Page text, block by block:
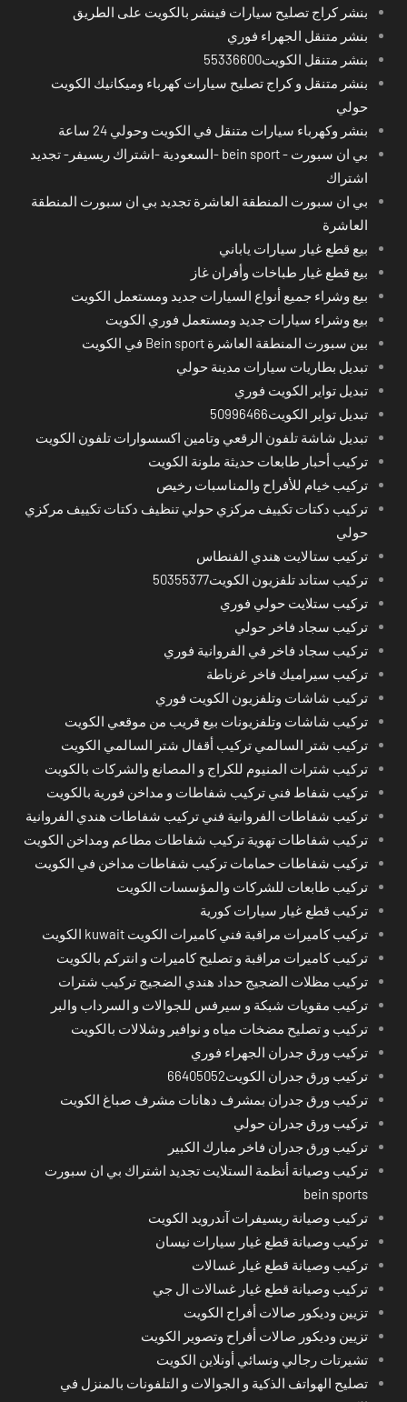
بنشر كراج تصليح سيارات فينشر بالكويت على الطريق
بنشر متنقل الجهراء فوري
بنشر متنقل الكويت55336600
بنشر متنقل و كراج تصليح سيارات كهرباء وميكانيك الكويت
حولي
بنشر وكهرباء سيارات متنقل في الكويت وحولي 24 ساعة
بي ان سبورت - bein sport -السعودية -اشتراك ريسيفر- تجديد
اشتراك
بي ان سبورت المنطقة العاشرة تجديد بي ان سبورت المنطقة
العاشرة
بيع قطع غيار سيارات ياباني
بيع قطع غيار طباخات وأفران غاز
بيع وشراء جميع أنواع السيارات جديد ومستعمل الكويت
بيع وشراء سيارات جديد ومستعمل فوري الكويت
بين سبورت المنطقة العاشرة Bein sport في الكويت
تبديل بطاريات سيارات مدينة حولي
تبديل تواير الكويت فوري
تبديل تواير الكويت50996466
تبديل شاشة تلفون الرقعي وتامين اكسسوارات تلفون الكويت
تركيب أحبار طابعات حديثة ملونة الكويت
تركيب خيام للأفراح والمناسبات رخيص
تركيب دكتات تكييف مركزي حولي تنظيف دكتات تكييف مركزي
حولي
تركيب ستالايت هندي الفنطاس
تركيب ستاند تلفزيون الكويت50355377
تركيب ستلايت حولي فوري
تركيب سجاد فاخر حولي
تركيب سجاد فاخر في الفروانية فوري
تركيب سيراميك فاخر غرناطة
تركيب شاشات وتلفزيون الكويت فوري
تركيب شاشات وتلفزيونات بيع قريب من موقعي الكويت
تركيب شتر السالمي تركيب أقفال شتر السالمي الكويت
تركيب شترات المنيوم للكراج و المصانع والشركات بالكويت
تركيب شفاط فني تركيب شفاطات و مداخن فورية بالكويت
تركيب شفاطات الفروانية فني تركيب شفاطات هندي الفروانية
تركيب شفاطات تهوية تركيب شفاطات مطاعم ومداخن الكويت
تركيب شفاطات حمامات تركيب شفاطات مداخن في الكويت
تركيب طابعات للشركات والمؤسسات الكويت
تركيب قطع غيار سيارات كورية
تركيب كاميرات مراقبة فني كاميرات الكويت kuwait الكويت
تركيب كاميرات مراقبة و تصليح كاميرات و انتركم بالكويت
تركيب مظلات الضجيج حداد هندي الضجيج تركيب شترات
تركيب مقويات شبكة و سيرفس للجوالات و السرداب والبر
تركيب و تصليح مضخات مياه و نوافير وشلالات بالكويت
تركيب ورق جدران الجهراء فوري
تركيب ورق جدران الكويت66405052
تركيب ورق جدران بمشرف دهانات مشرف صباغ الكويت
تركيب ورق جدران حولي
تركيب ورق جدران فاخر مبارك الكبير
تركيب وصيانة أنظمة الستلايت تجديد اشتراك بي ان سبورت
bein sports
تركيب وصيانة ريسيفرات آندرويد الكويت
تركيب وصيانة قطع غيار سيارات نيسان
تركيب وصيانة قطع غيار غسالات
تركيب وصيانة قطع غيار غسالات ال جي
تزيين وديكور صالات أفراح الكويت
تزيين وديكور صالات أفراح وتصوير الكويت
تشيرتات رجالي ونسائي أونلاين الكويت
تصليح الهواتف الذكية و الجوالات و التلفونات بالمنزل في